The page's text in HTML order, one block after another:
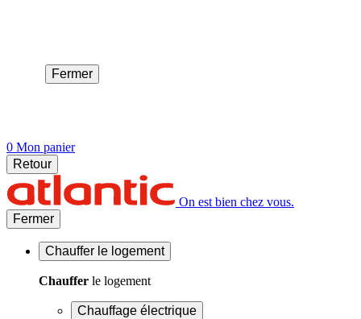
Fermer
0 Mon panier
Retour
On est bien chez vous.
Fermer
Chauffer le logement
Chauffer le logement
Chauffage électrique